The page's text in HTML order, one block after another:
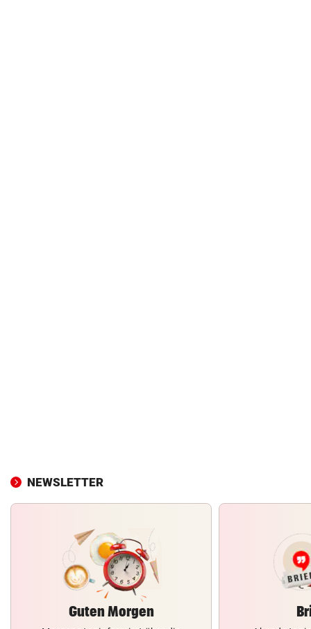
NEWSLETTER
Guten Morgen